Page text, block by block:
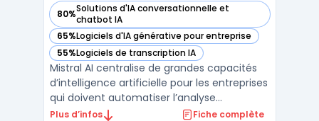
80%Solutions d'IA conversationnelle et
chatbot IA
— voir Mistral AI dans cette catégorie
65%Logiciels d'IA générative pour entreprise
— voir Mistral AI dans cette catégorie
55%Logiciels de transcription IA
— voir Mistral AI dans cette catégorie
Mistral AI centralise de grandes capacités
d’intelligence artificielle pour les entreprises
qui doivent automatiser l’analyse
documentaire, assister leurs équipes et
Plus d’infos Fiche complète